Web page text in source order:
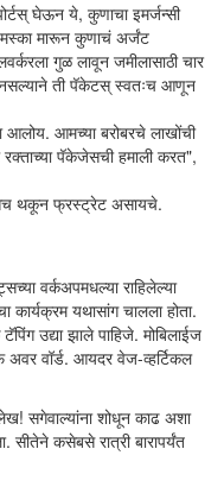
घेऊन ये, कुणाचा इमर्जन्सी
मारून कुणाचं अर्जंट
गुळ लावून जमीलासाठी चार
ती पॅकेटस् स्वतःच आणून
आलोय. आमच्या बरोबरचे लाखोंची
पॅकेजेसची हमाली करत",
थकून फ्रस्ट्रेट असायचे.
वर्कअपमधल्या राहिलेल्या
कार्यक्रम यथासांग चालला होता.
उद्या झाले पाहिजे. मोबिलाईज
वॉर्ड. आयदर वेज-व्हर्टिकल
सगेवाल्यांना शोधून काढ अशा
कसेबसे रात्री बारापर्यंत